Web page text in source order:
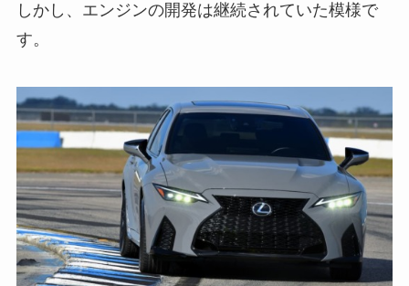
しかし、エンジンの開発は継続されていた模様で
す。